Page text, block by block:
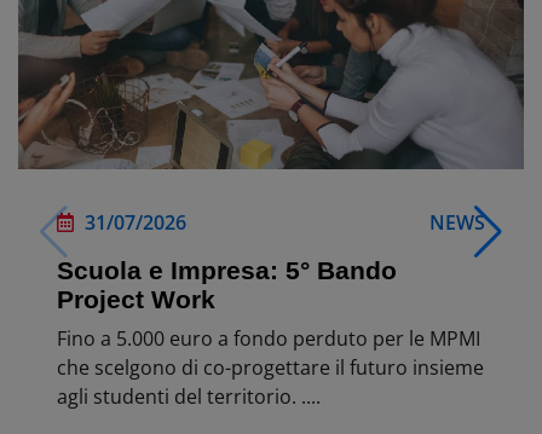
31/07/2026 NEWS
Scuola e Impresa: 5° Bando
Project Work
Fino a 5.000 euro a fondo perduto per le MPMI
che scelgono di co-progettare il futuro insieme
agli studenti del territorio. ....